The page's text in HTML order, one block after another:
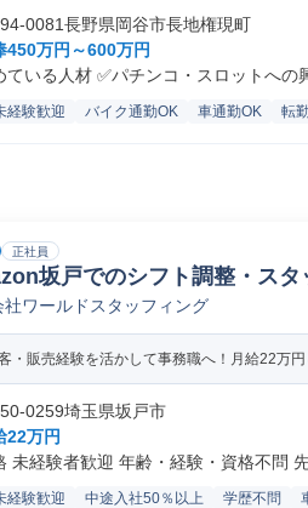
0081長野県岡谷市長地権現町
450万円～600万円
ている人材 ✅パチンコ・スロットへの
経験歓迎 バイク通勤OK 車通勤OK 転
正社員
坂戸でのシフト調整・ス
社ワールドスタッフィング
・販売経験を活かして事務職へ！月給22万
0259埼玉県坂戸市
22万円
未経験者歓迎 年齢・経験・資格不問
経験歓迎 中途入社50％以上 学歴不問